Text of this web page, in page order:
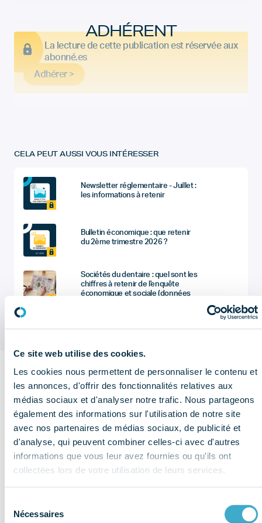
Ce site web utilise des cookies.
Les cookies nous permettent de personnaliser le contenu et
les annonces, d'offrir des fonctionnalités relatives aux
médias sociaux et d'analyser notre trafic. Nous partageons
également des informations sur l'utilisation de notre site
avec nos partenaires de médias sociaux, de publicité et
d'analyse, qui peuvent combiner celles-ci avec d'autres
informations que vous leur avez fournies ou qu'ils ont
collectées lors de votre utilisation de leurs services.
Nécessaires
ADHÉRENT
La lecture de cette publication est réservée aux
abonné.es
Adhérer >
CELA PEUT AUSSI VOUS INTÉRESSER
Newsletter réglementaire - Juillet :
les informations à retenir
Bulletin économique : que retenir
du 2ème trimestre 2026 ?
Sociétés du dentaire : quel sont les
chiffres à retenir de l'enquête
économique et sociale (données
Sur le
même
thème
Affaires
publiques
Voir plus de
publications